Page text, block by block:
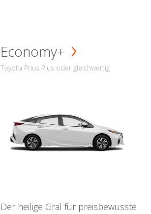
Economy+
Toyota Prius Plus oder gleichwertig
Der heilige Gral für preisbewusste